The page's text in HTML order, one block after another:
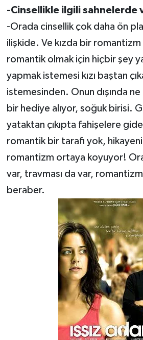
-Cinsellikle ilgili sahnelerde
-Orada cinsellik çok daha ön
ilişkide. Ve kızda bir romantizm
romantik olmak için hiçbir şey
yapmak istemesi kızı baştan
istemesinden. Onun dışında
bir hediye alıyor, soğuk birisi.
yataktan çıkıpta fahişelere
romantik bir tarafı yok,
romantizm ortaya koyuyor!
var, travması da var,
beraber.